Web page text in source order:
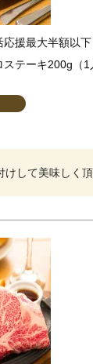
援最大半額以
テーキ200g（1
けして美味しく